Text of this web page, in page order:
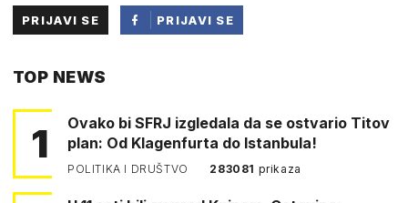
PRIJAVI SE
PRIJAVI SE
TOP NEWS
1
Ovako bi SFRJ izgledala da se ostvario Titov
plan: Od Klagenfurta do Istanbula!
POLITIKA I DRUŠTVO 283081 prikaza